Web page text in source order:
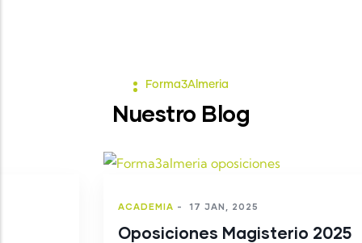
Forma3Almeria
Nuestro Blog
17 JAN, 2025
Oposiciones Magisterio 2025